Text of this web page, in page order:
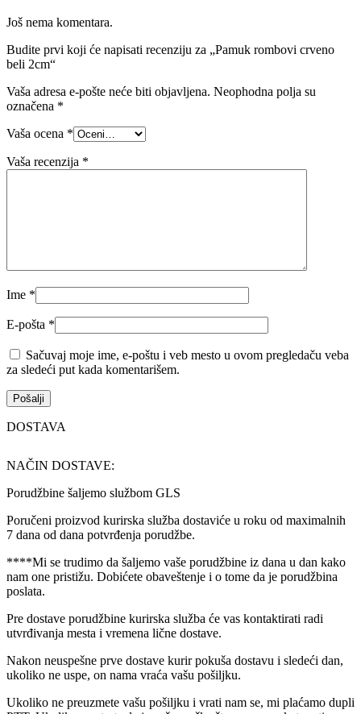
Još nema komentara.
Budite prvi koji će napisati recenziju za „Pamuk rombovi crveno
beli 2cm“
Vaša adresa e-pošte neće biti objavljena. Neophodna polja su
označena *
Vaša ocena *
Vaša recenzija *
Ime *
E-pošta *
Sačuvaj moje ime, e-poštu i veb mesto u ovom pregledaču veba
za sledeći put kada komentarišem.
DOSTAVA
NAČIN DOSTAVE:
Porudžbine šaljemo službom GLS
Poručeni proizvod kurirska služba dostaviće u roku od maximalnih
7 dana od dana potvrđenja porudžbe.
****Mi se trudimo da šaljemo vaše porudžbine iz dana u dan kako
nam one pristižu. Dobićete obaveštenje i o tome da je porudžbina
poslata.
Pre dostave porudžbine kurirska služba će vas kontaktirati radi
utvrđivanja mesta i vremena lične dostave.
Nakon neuspešne prve dostave kurir pokuša dostavu i sledeći dan,
ukoliko ne uspe, on nama vraća vašu pošiljku.
Ukoliko ne preuzmete vašu pošiljku i vrati nam se, mi plaćamo dupli